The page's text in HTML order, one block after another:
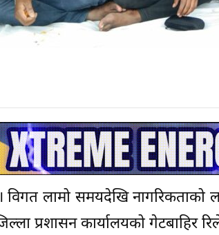
लामो समयदेखि नागरिकताको
प्रशासन कार्यालयको गेटबाहिर